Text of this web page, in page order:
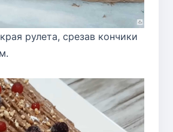
рулета, срезав кончики